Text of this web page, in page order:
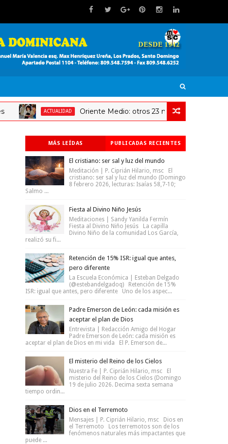
ACTUALIDAD Oriente Medio: otros 23 millones de niños en
MÁS LEÍDAS PUBLICADAS RECIENTES
El cristiano: ser sal y luz del mundo
Meditación | P. Ciprián Hilario, msc El
cristiano: ser sal y luz del mundo (Domingo
8 febrero 2026, lecturas: Isaías 58,7-10;
Salmo ...
Fiesta al Divino Niño Jesús
Meditaciones | Sandy Yanilda Fermín
Fiesta al Divino Niño Jesús La capilla
Divino Niño de la comunidad Los García,
realizó su fi...
Retención de 15% ISR: igual que antes,
pero diferente
La Escuela Económica | Esteban Delgado
(@estebandelgadoq) Retención de 15%
ISR: igual que antes, pero diferente Uno de los aspec...
Padre Emerson de León: cada misión es
aceptar el plan de Dios
Entrevista | Redacción Amigo del Hogar
Padre Emerson de León: cada misión es
aceptar el plan de Dios en mi vida El P. Emerson de...
El misterio del Reino de los Cielos
Nuestra Fe | P. Ciprián Hilario, msc El
misterio del Reino de los Cielos (Domingo
19 de julio 2026. Decima sexta semana
tiempo ordin...
Dios en el Terremoto
Mensajes | P. Ciprián Hilario, msc Dios en
el Terremoto Los terremotos son de los
fenómenos naturales más impactantes que
puede ...